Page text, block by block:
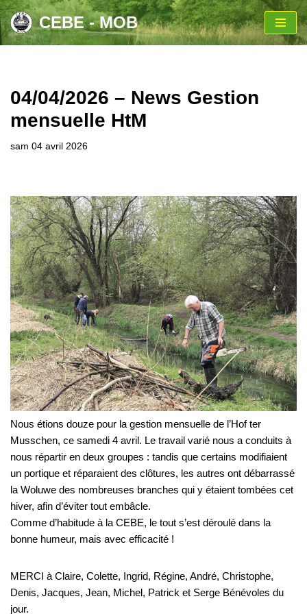
Aller
CEBE - MOB
04/04/2026 – News Gestion
mensuelle HtM
sam 04 avril 2026
Nous étions douze pour la gestion mensuelle de l’Hof ter
Musschen, ce samedi 4 avril. Le travail varié nous a conduits à
nous répartir en deux groupes : tandis que certains modifiaient
un portique et réparaient des clôtures, les autres ont débarrassé
la Woluwe des nombreuses branches qui y étaient tombées cet
hiver, afin d’éviter tout embâcle.
Comme d’habitude à la CEBE, le tout s’est déroulé dans la
bonne humeur, mais avec efficacité !
MERCI à Claire, Colette, Ingrid, Régine, André, Christophe,
Denis, Jacques, Jean, Michel, Patrick et Serge Bénévoles du
jour.